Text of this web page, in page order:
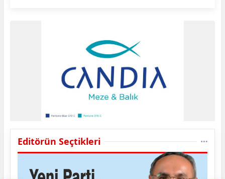
Editörün Seçtikleri